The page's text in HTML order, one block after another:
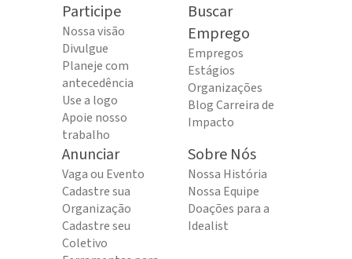
Participe
Nossa visão
Divulgue
Planeje com
antecedência
Use a logo
Apoie nosso
trabalho
Buscar
Emprego
Empregos
Estágios
Organizações
Blog Carreira de
Impacto
Anunciar
Vaga ou Evento
Cadastre sua
Organização
Cadastre seu
Coletivo
Sobre Nós
Nossa História
Nossa Equipe
Doações para a
Idealist